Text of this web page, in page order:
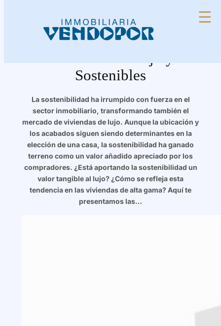
al
contenido
☰
Las 4 Tendencias de las
Sostenibles
La sostenibilidad ha irrumpido con fuerza en el
sector inmobiliario, transformando también el
mercado de viviendas de lujo. Aunque la ubicación y
los acabados siguen siendo determinantes en la
elección de una casa, la sostenibilidad ha ganado
terreno como un valor añadido apreciado por los
compradores. ¿Está aportando la sostenibilidad un
valor tangible al lujo? ¿Cómo se refleja esta
tendencia en las viviendas de alta gama? Aquí te
presentamos las…